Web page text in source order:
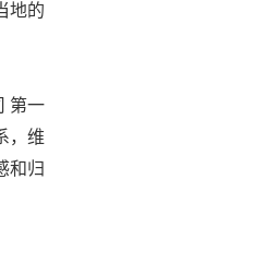
地的
第一
，维
和归